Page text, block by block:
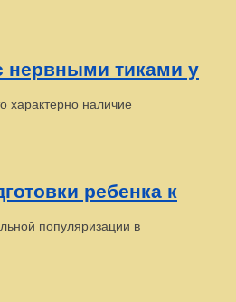
нервными тиками у
характерно наличие
ребенка к
популяризации в